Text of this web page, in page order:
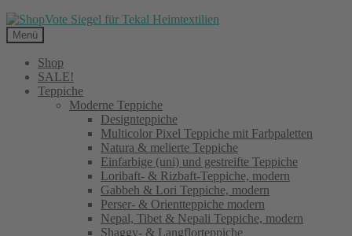
Menü
Shop
SALE!
Teppiche
Moderne Teppiche
Designteppiche
Multicolor Pixel Teppiche mit Farbpaletten
Natura & melierte Teppiche
Einfarbige (uni) und gestreifte Teppiche
Loribaft- & Rizbaft-Teppiche, modern
Gabbeh & Lori Teppiche, modern
Perser- & Orientteppiche modern
Nepal, Tibet & Nepali Teppiche, modern
Shaggy- & Langflorteppiche